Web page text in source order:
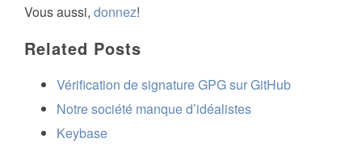
Vous aussi, donnez!
Related Posts
Vérification de signature GPG sur GitHub
Notre société manque d’idéalistes
Keybase